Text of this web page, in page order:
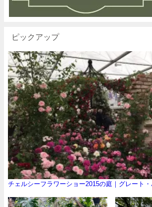
ピックアップ
チェルシーフラワーショー2015の庭｜グレート